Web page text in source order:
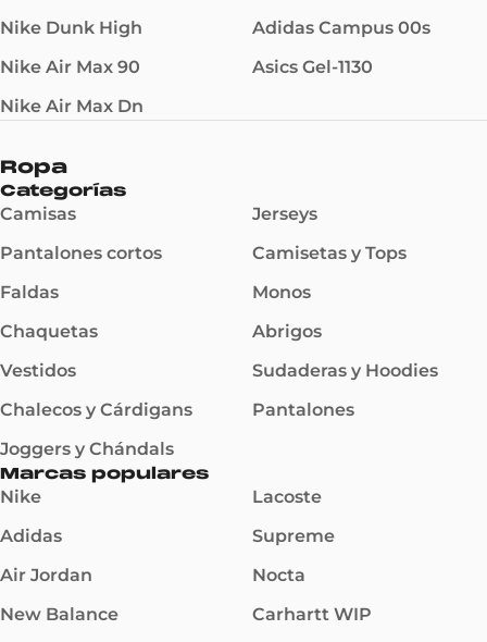
Nike Dunk High
Nike Air Max 90
Nike Air Max Dn
Adidas Campus 00s
Asics Gel-1130
Ropa
Categorías
Camisas
Pantalones cortos
Faldas
Chaquetas
Vestidos
Chalecos y Cárdigans
Joggers y Chándals
Jerseys
Camisetas y Tops
Monos
Abrigos
Sudaderas y Hoodies
Pantalones
Marcas populares
Nike
Adidas
Air Jordan
New Balance
Lacoste
Supreme
Nocta
Carhartt WIP